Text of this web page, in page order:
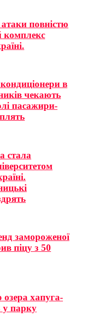
атаки повністю
комплекс
в
чекають
пасажири-
стала
замороженої
піцу з 50
озера хапуга-
у парку